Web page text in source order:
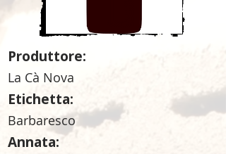
Produttore:
La Cà Nova
Etichetta:
Barbaresco
Annata: